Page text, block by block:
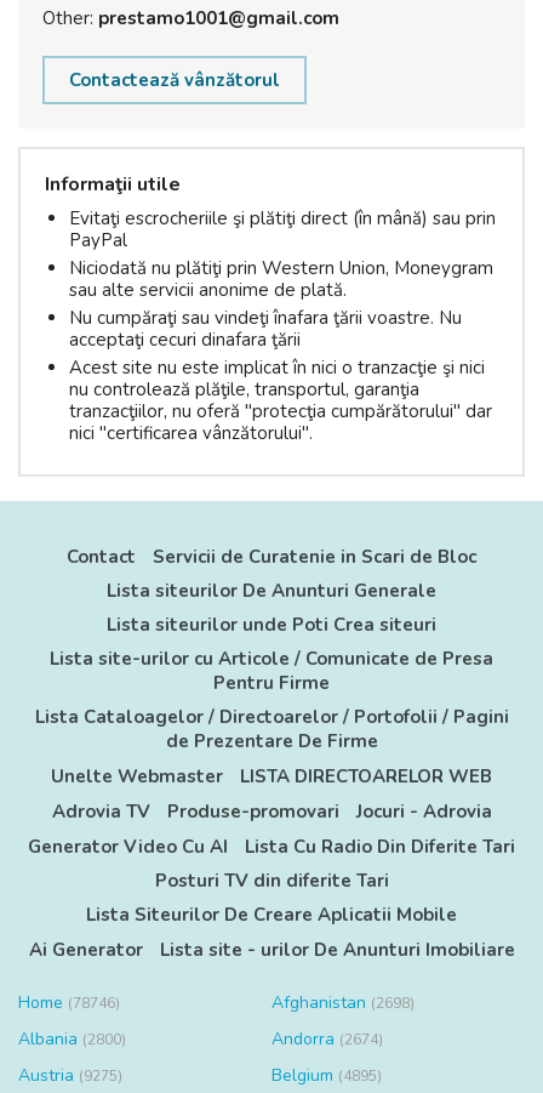
Other: prestamo1001@gmail.com
Contactează vânzătorul
Informaţii utile
Evitaţi escrocheriile şi plătiţi direct (în mână) sau prin
PayPal
Niciodată nu plătiţi prin Western Union, Moneygram
sau alte servicii anonime de plată.
Nu cumpăraţi sau vindeţi înafara ţării voastre. Nu
acceptaţi cecuri dinafara ţării
Acest site nu este implicat în nici o tranzacţie şi nici
nu controlează plăţile, transportul, garanţia
tranzacţiilor, nu oferă "protecţia cumpărătorului" dar
nici "certificarea vânzătorului".
Contact
Servicii de Curatenie in Scari de Bloc
Lista siteurilor De Anunturi Generale
Lista siteurilor unde Poti Crea siteuri
Lista site-urilor cu Articole / Comunicate de Presa
Pentru Firme
Lista Cataloagelor / Directoarelor / Portofolii / Pagini
de Prezentare De Firme
Unelte Webmaster
LISTA DIRECTOARELOR WEB
Adrovia TV
Produse-promovari
Jocuri - Adrovia
Generator Video Cu AI
Lista Cu Radio Din Diferite Tari
Posturi TV din diferite Tari
Lista Siteurilor De Creare Aplicatii Mobile
Ai Generator
Lista site - urilor De Anunturi Imobiliare
Home (78746) Afghanistan (2698)
Albania (2800) Andorra (2674)
Austria (9275) Belgium (4895)